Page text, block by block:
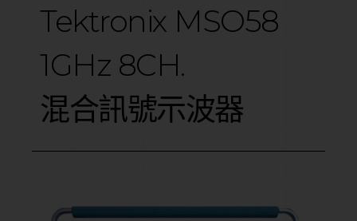
Tektronix MSO58
1GHz 8CH.
混合訊號示波器